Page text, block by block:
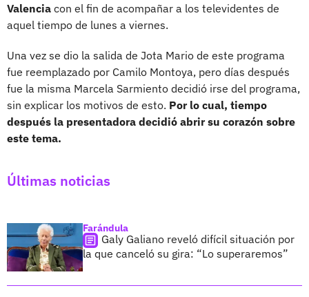
Valencia con el fin de acompañar a los televidentes de
aquel tiempo de lunes a viernes.
Una vez se dio la salida de Jota Mario de este programa
fue reemplazado por Camilo Montoya, pero días después
fue la misma Marcela Sarmiento decidió irse del programa,
sin explicar los motivos de esto. Por lo cual, tiempo
después la presentadora decidió abrir su corazón sobre
este tema.
Últimas noticias
Farándula
Galy Galiano reveló difícil situación por
la que canceló su gira: “Lo superaremos”